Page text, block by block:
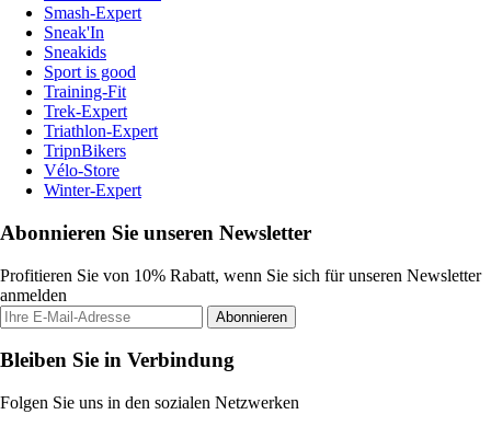
Smash-Expert
Sneak'In
Sneakids
Sport is good
Training-Fit
Trek-Expert
Triathlon-Expert
TripnBikers
Vélo-Store
Winter-Expert
Abonnieren Sie unseren Newsletter
Profitieren Sie von 10% Rabatt, wenn Sie sich für unseren Newsletter
anmelden
Abonnieren
Bleiben Sie in Verbindung
Folgen Sie uns in den sozialen Netzwerken